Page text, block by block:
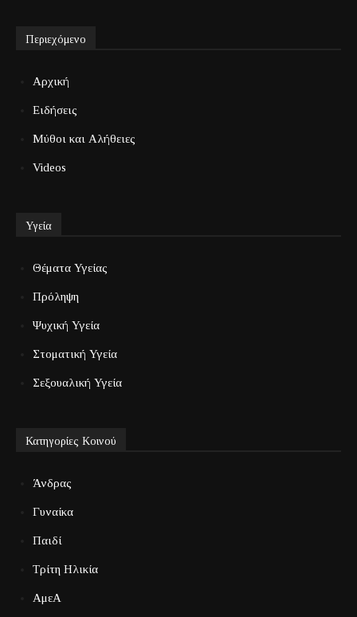
Περιεχόμενο
Αρχική
Ειδήσεις
Μύθοι και Αλήθειες
Videos
Υγεία
Θέματα Υγείας
Πρόληψη
Ψυχική Υγεία
Στοματική Υγεία
Σεξουαλική Υγεία
Κατηγορίες Κοινού
Άνδρας
Γυναίκα
Παιδί
Τρίτη Ηλικία
ΑμεΑ